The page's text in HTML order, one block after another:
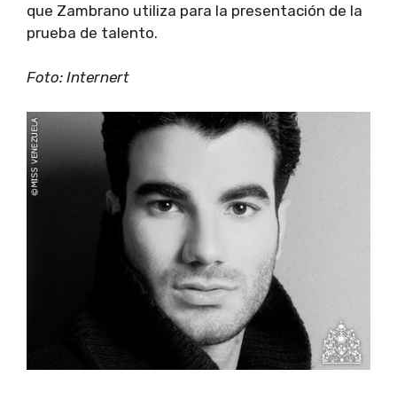
que Zambrano utiliza para la presentación de la
prueba de talento.
Foto: Internert